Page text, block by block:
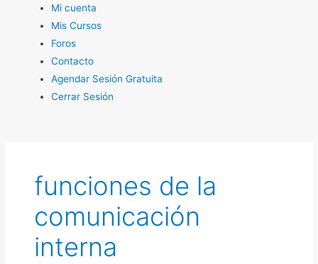
Mi cuenta
Mis Cursos
Foros
Contacto
Agendar Sesión Gratuita
Cerrar Sesión
funciones de la
comunicación
interna